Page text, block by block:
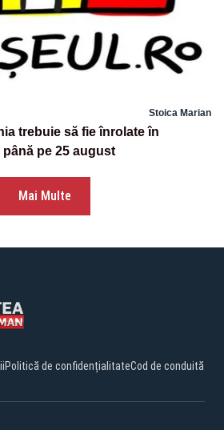
Stoica Marian
trebuie să fie înrolate în
pe 25 august
Mai Multe
Politică de confidențialitateCod de conduită